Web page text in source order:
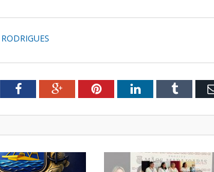
FacebookGoogle+PinterestLinkedInTumblr